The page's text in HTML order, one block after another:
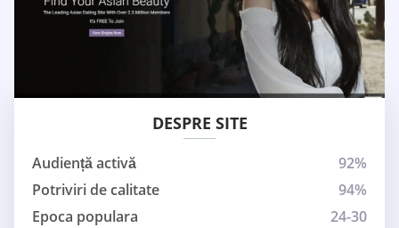
DESPRE SITE
Audiență activă
92%
Potriviri de calitate
94%
Epoca populara
24-30